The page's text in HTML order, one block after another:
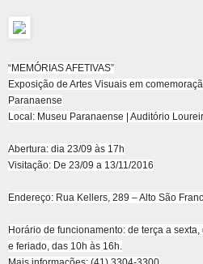
“MEMÓRIAS AFETIVAS”
Exposição de Artes Visuais em
Paranaense
Local: Museu Paranaense | Auditório
Abertura: dia 23/09 às 17h
Visitação: De 23/09 a 13/11/2016
Endereço: Rua Kellers, 289 – Alto São
Horário de funcionamento: de terça a
e feriado, das 10h às 16h.